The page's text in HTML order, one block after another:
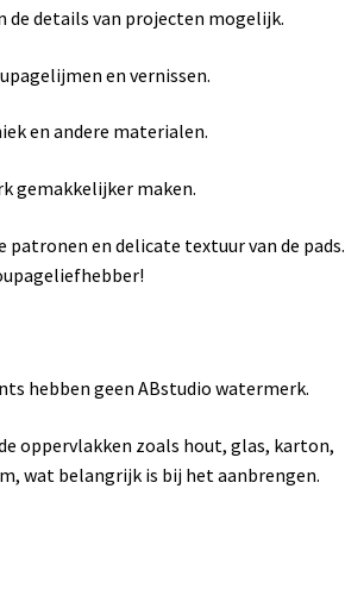
de details van projecten mogelijk.
en vernissen.
en andere materialen.
gemakkelijker maken.
en delicate textuur van de pads.
hebben geen ABstudio watermerk.
oppervlakken zoals hout, glas, karton,
wat belangrijk is bij het aanbrengen.